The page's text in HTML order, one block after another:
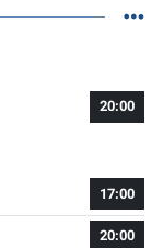
20:00
17:00
20:00